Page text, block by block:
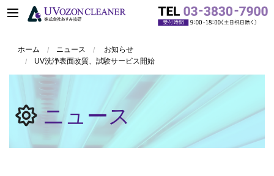
ホーム ニュース
お知らせ
UV洗浄表面改質、試験サービス開始
ニュース